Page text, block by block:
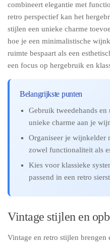
combineert elegantie met
retro perspectief kan het
stijlen een unieke charme
hoe je een minimalistische
ruimte bespaart als een
een focus op hergebruik en
Belangrijkste punten
Gebruik tweedehands
unieke charme aan je
Organiseer je wijnkelder
zowel functionaliteit als
Kies voor klassieke
passend in een retro
Vintage stijlen en
Vintage en retro stijlen brengen